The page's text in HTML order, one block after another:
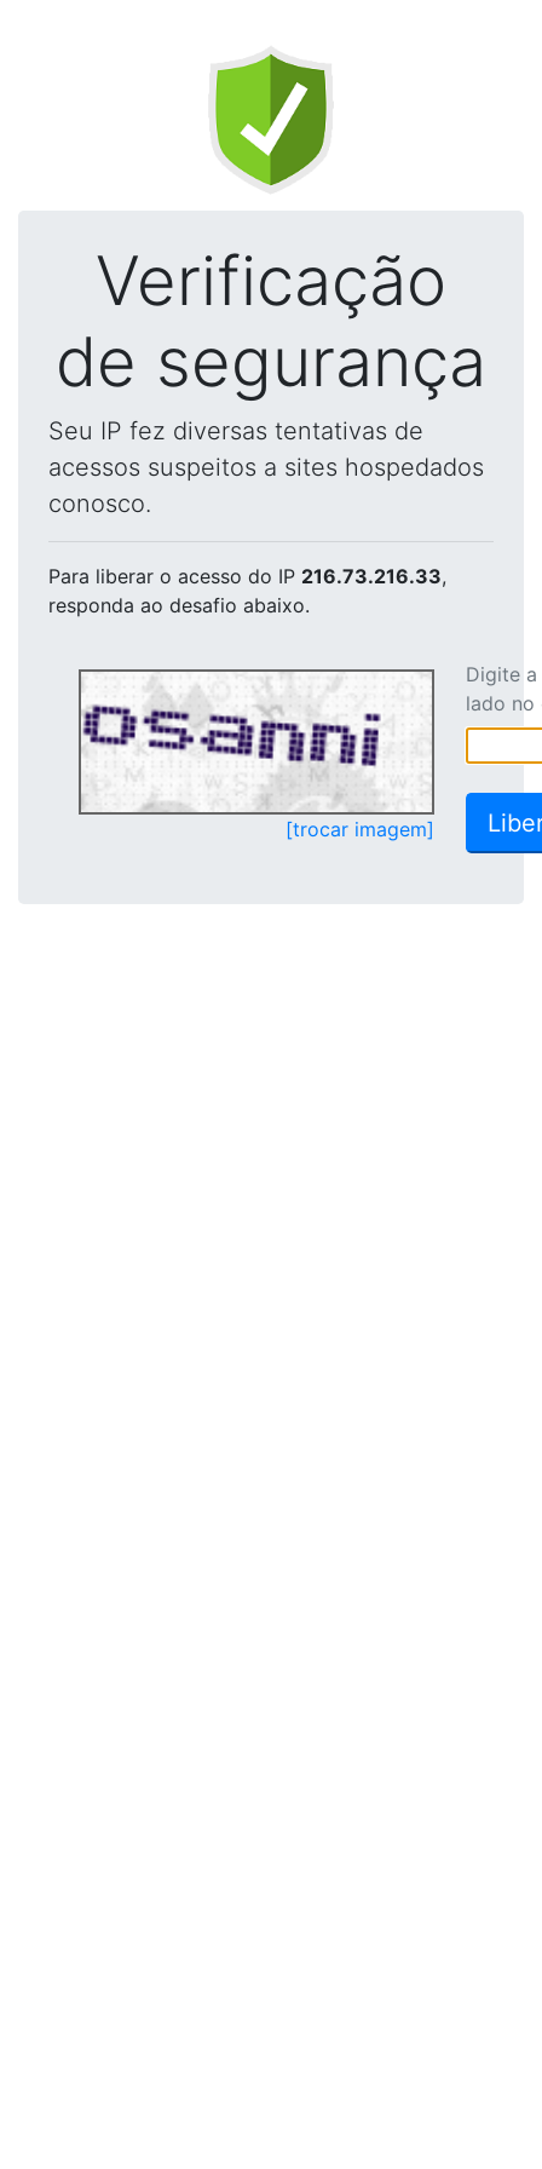
Verificação
de segurança
Seu IP fez diversas tentativas de
acessos suspeitos a sites hospedados
conosco.
Para liberar o acesso do IP 216.73.216.33,
responda ao desafio abaixo.
[trocar imagem]
Digite
lado no